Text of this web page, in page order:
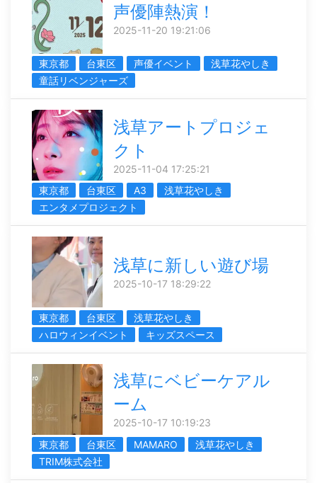
声優陣熱演！
2025-11-20 19:21:06
東京都 台東区 声優イベント
浅草花やしき
童話リベンジャーズ
浅草アートプロジェ
クト
2025-11-04 17:25:21
東京都
台東区 A3
浅草花やしき
エンタメプロジェクト
浅草に新しい遊び場
2025-10-17 18:29:22
東京都 台東区
浅草花やしき
ハロウィンイベント
キッズスペース
浅草にベビーケアル
ーム
2025-10-17 10:19:23
東京都
台東区 MAMARO
浅草花やしき
TRIM株式会社